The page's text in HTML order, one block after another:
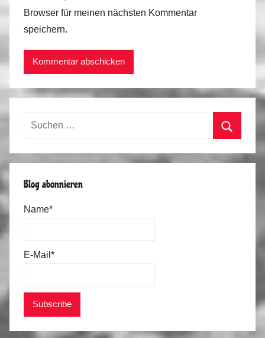
Browser für meinen nächsten Kommentar
speichern.
Suchen
Blog abonnieren
Name*
E-Mail*